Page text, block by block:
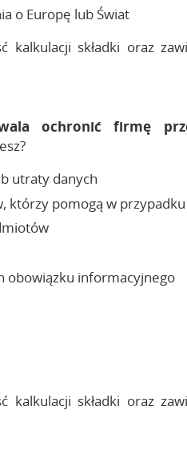
o Europę lub Świat
kalkulacji składki oraz
ochronić firmę
utraty danych
którzy pomogą w
obowiązku informacyjnego
kalkulacji składki oraz